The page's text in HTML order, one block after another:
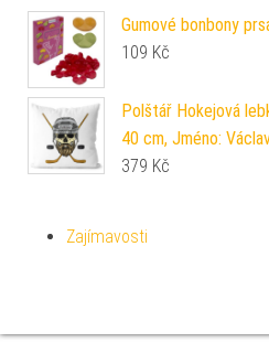
Gumové bonbony
109 Kč
Polštář Hokejová
40 cm, Jméno:
379 Kč
Zajímavosti